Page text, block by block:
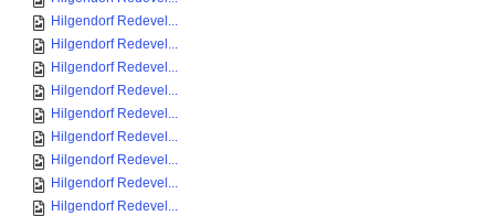
Hilgendorf Redevel...
Hilgendorf Redevel...
Hilgendorf Redevel...
Hilgendorf Redevel...
Hilgendorf Redevel...
Hilgendorf Redevel...
Hilgendorf Redevel...
Hilgendorf Redevel...
Hilgendorf Redevel...